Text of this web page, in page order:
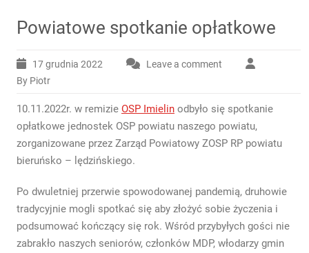
Powiatowe spotkanie opłatkowe
17 grudnia 2022
Leave a comment
By Piotr
10.11.2022r. w remizie OSP Imielin odbyło się spotkanie
opłatkowe jednostek OSP powiatu naszego powiatu,
zorganizowane przez Zarząd Powiatowy ZOSP RP powiatu
bieruńsko – lędzińskiego.
Po dwuletniej przerwie spowodowanej pandemią, druhowie
tradycyjnie mogli spotkać się aby złożyć sobie życzenia i
podsumować kończący się rok. Wśród przybyłych gości nie
zabrakło naszych seniorów, członków MDP, włodarzy gmin